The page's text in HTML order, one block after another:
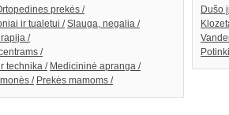
prekės /
ir tualetui / Slauga, negalia /
/
/
technika / Medicininė apranga /
/ Prekės mamoms /
Dušo